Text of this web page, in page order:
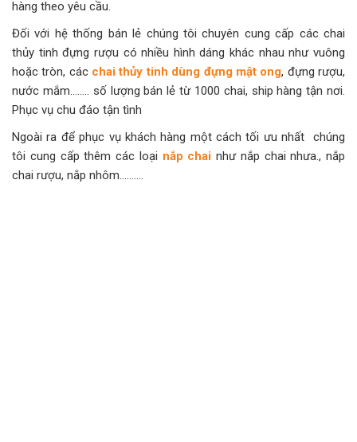
hàng theo yêu cầu.
Đối với hệ thống bán lẻ chúng tôi chuyên cung cấp các chai
thủy tinh đựng rượu có nhiều hình dáng khác nhau như vuông
hoặc tròn, các chai thủy tinh dùng đựng mật ong, đựng rượu,
nước mắm…….. số lượng bán lẻ từ 1000 chai, ship hàng tận nơi.
Phục vụ chu đáo tận tình
Ngoài ra để phục vụ khách hàng một cách tối ưu nhất chúng
tôi cung cấp thêm các loại nắp chai như nắp chai nhưa., nắp
chai rượu, nắp nhôm……….